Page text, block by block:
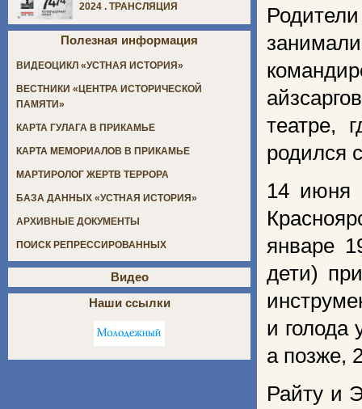
театре,
родился
14 июня
январе
дети)
и голода
а позже,
Райту и
2024 . ТРАНСЛЯЦИЯ
Полезная информация
ВИДЕОЦИКЛ «УСТНАЯ ИСТОРИЯ»
ВЕСТНИКИ «ЦЕНТРА ИСТОРИЧЕСКОЙ
ПАМЯТИ»
КАРТА ГУЛАГА В ПРИКАМЬЕ
КАРТА МЕМОРИАЛОВ В ПРИКАМЬЕ
МАРТИРОЛОГ ЖЕРТВ ТЕРРОРА
БАЗА ДАННЫХ «УСТНАЯ ИСТОРИЯ»
АРХИВНЫЕ ДОКУМЕНТЫ
ПОИСК РЕПРЕССИРОВАННЫХ
Видео
Наши ссылки